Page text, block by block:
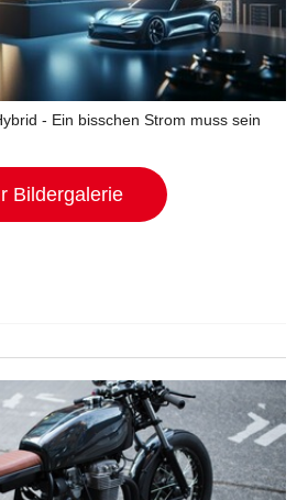
- Ein bisschen Strom muss sein
Bildergalerie